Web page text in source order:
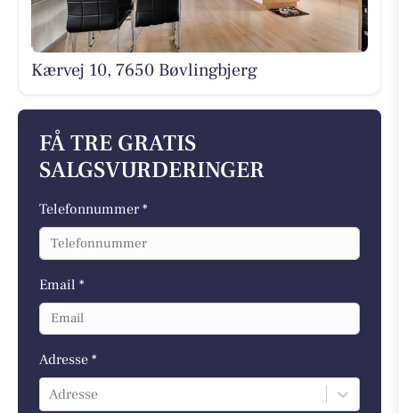
Kærvej 10, 7650 Bøvlingbjerg
FÅ TRE GRATIS
SALGSVURDERINGER
Telefonnummer *
Email *
Adresse *
Adresse